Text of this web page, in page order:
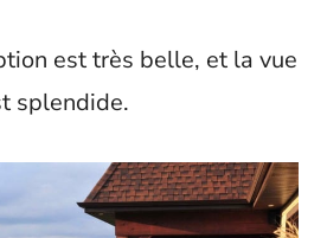
est très belle, et la vue
splendide.